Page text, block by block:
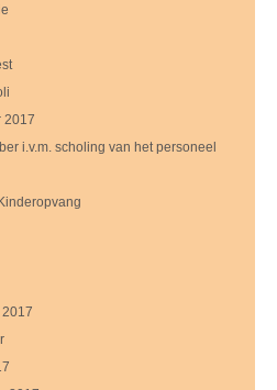
2017
i.v.m. scholing van het personeel